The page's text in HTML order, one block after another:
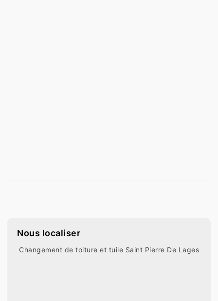
Nous localiser
Changement de toiture et tuile Saint Pierre De Lages